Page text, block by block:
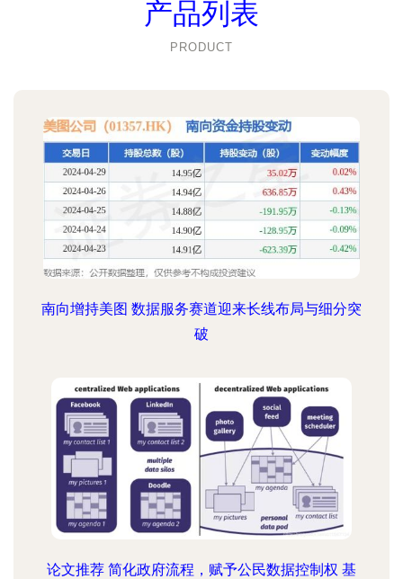
产品列表
PRODUCT
南向增持美图 数据服务赛道迎来长线布局与细分突
破
论文推荐 简化政府流程，赋予公民数据控制权 基